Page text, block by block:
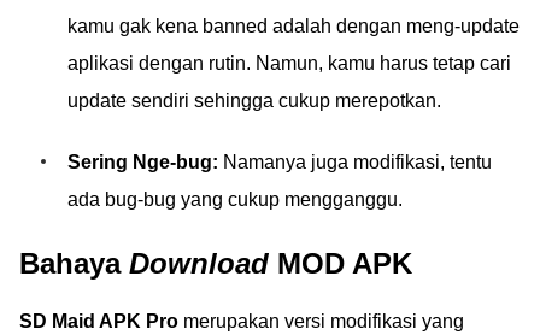
kamu gak kena banned adalah dengan meng-update
aplikasi dengan rutin. Namun, kamu harus tetap cari
update sendiri sehingga cukup merepotkan.
Sering Nge-bug: Namanya juga modifikasi, tentu
ada bug-bug yang cukup mengganggu.
Bahaya Download MOD APK
SD Maid APK Pro merupakan versi modifikasi yang